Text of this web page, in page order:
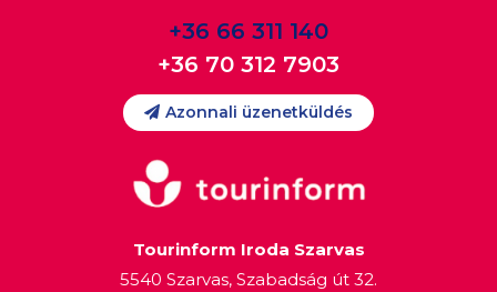
+36 66 311 140
+36 70 312 7903
Azonnali üzenetküldés
Tourinform Iroda Szarvas
5540 Szarvas, Szabadság út 32.